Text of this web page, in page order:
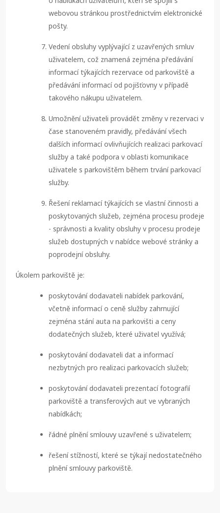
webovou stránkou prostřednictvím elektronické
pošty.
Vedení obsluhy vyplývající z uzavřených smluv
uživatelem, což znamená zejména předávání
informací týkajících rezervace od parkoviště a
předávání informací od pojišťovny v případě
takového nákupu uživatelem.
Umožnění uživateli provádět změny v rezervaci v
čase stanoveném pravidly, předávání všech
dalších informací ovlivňujících realizaci parkovací
služby a také podpora v oblasti komunikace
uživatele s parkovištěm během trvání parkovací
služby.
Řešení reklamací týkajících se vlastní činnosti a
poskytovaných služeb, zejména procesu prodeje
- správnosti a kvality obsluhy v procesu prodeje
služeb dostupných v nabídce webové stránky a
poprodejní obsluhy.
Úkolem parkoviště je:
poskytování dodavateli nabídek parkování,
včetně informací o ceně služby zahrnující
zejména stání auta na parkovišti a ceny
dodatečných služeb, které uživatel využívá;
poskytování dodavateli dat a informací
nezbytných pro realizaci parkovacích služeb;
poskytování dodavateli prezentací fotografií
parkoviště a transferových aut ve vybraných
nabídkách;
řádné plnění smlouvy uzavřené s uživatelem;
řešení stížností, které se týkají nedostatečného
plnění smlouvy parkoviště.